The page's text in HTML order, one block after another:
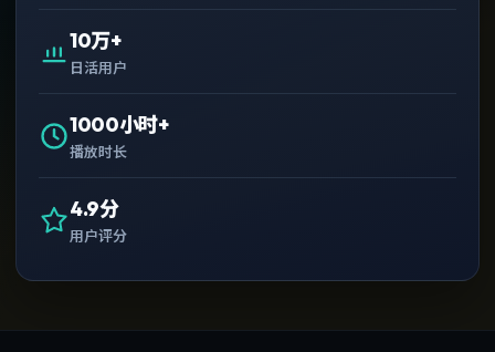
10万+
日活用户
1000小时+
播放时长
4.9分
用户评分